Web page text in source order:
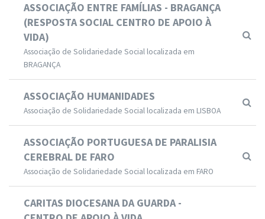
ASSOCIAÇÃO ENTRE FAMÍLIAS - BRAGANÇA
(RESPOSTA SOCIAL CENTRO DE APOIO À
VIDA)
Associação de Solidariedade Social localizada em
BRAGANÇA
ASSOCIAÇÃO HUMANIDADES
Associação de Solidariedade Social localizada em LISBOA
ASSOCIAÇÃO PORTUGUESA DE PARALISIA
CEREBRAL DE FARO
Associação de Solidariedade Social localizada em FARO
CARITAS DIOCESANA DA GUARDA -